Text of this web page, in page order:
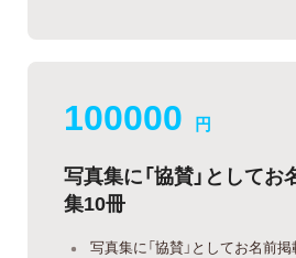
100000 円
写真集に「協賛」として
集10冊
写真集に「協賛」としてお名前掲